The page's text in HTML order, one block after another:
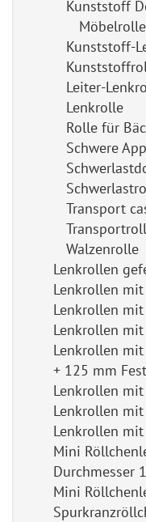
Kunststoff
Kunststoff-
Leiter-
Lenkrolle
Rolle für
Schwere
Transport
Walzenrolle
Lenkrollen
Lenkrollen
Lenkrollen
Lenkrollen
Lenkrollen
+ 125 mm
Lenkrollen
Lenkrollen
Lenkrollen
Mini
Durchmesser
Mini